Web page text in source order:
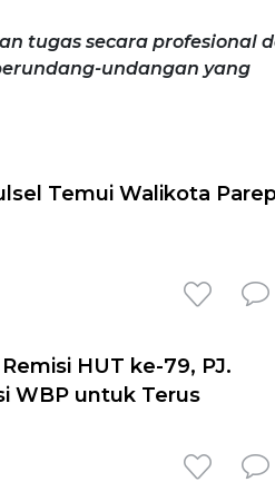
tugas secara profesional
undangan yang
Temui Walikota
HUT ke-79, PJ.
WBP untuk Terus